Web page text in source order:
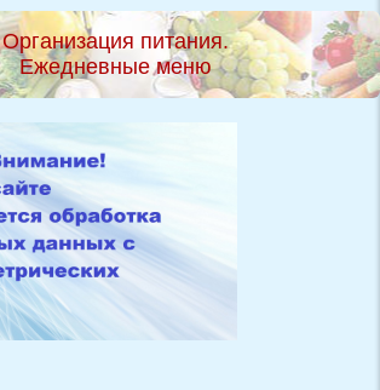
Организация питания.
Ежедневные меню